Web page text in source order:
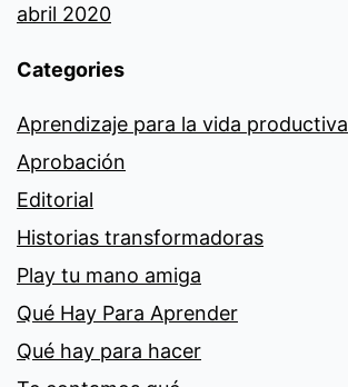
abril 2020
Categories
Aprendizaje para la vida productiva
Aprobación
Editorial
Historias transformadoras
Play tu mano amiga
Qué Hay Para Aprender
Qué hay para hacer